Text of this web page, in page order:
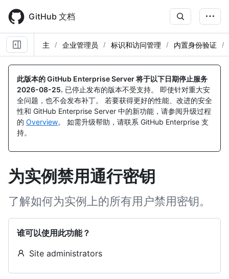
main
content
GitHub 文档
主 企业管理员 标识和访问管理 内置身份验证
此版本的 GitHub Enterprise Server 将于以下日期停止服务
2026-08-25. 已停止发布的版本不受支持。 即使针对重大安
全问题，也不会发布补丁。 若要获得更好的性能、改进的安全
性和 GitHub Enterprise Server 中的新功能，请参阅升级过程
的 Overview。 如需升级帮助，请联系 GitHub Enterprise 支
持。
为实例禁用通行密钥
了解如何为实例上的所有用户禁用密钥。
谁可以使用此功能？
Site administrators